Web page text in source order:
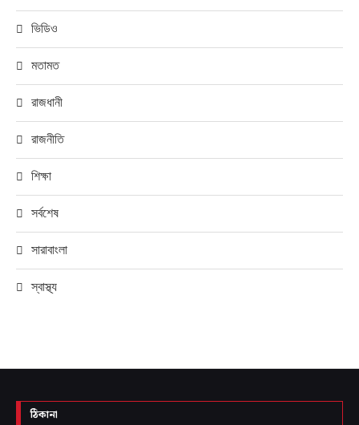
ভিডিও
মতামত
রাজধানী
রাজনীতি
শিক্ষা
সর্বশেষ
সারাবাংলা
স্বাস্থ্য
ঠিকানা